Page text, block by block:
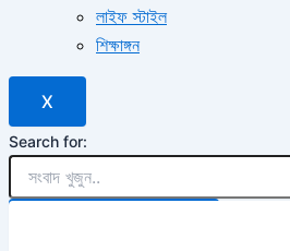
লাইফ স্টাইল
শিক্ষাঙ্গন
X
Search for: